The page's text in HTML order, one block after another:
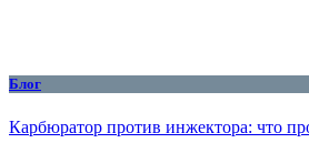
Блог
Карбюратор против инжектора: что